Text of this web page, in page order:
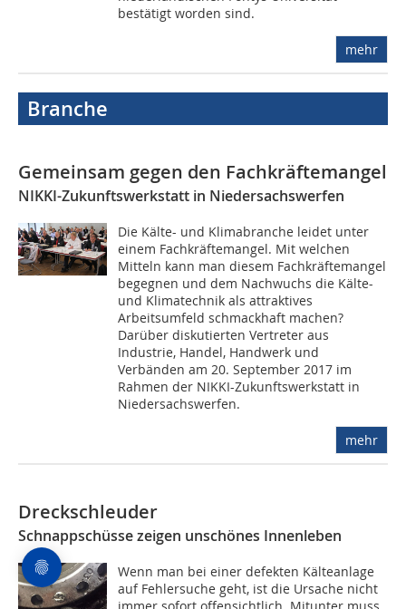
bestätigt worden sind.
mehr
Branche
Gemeinsam gegen den Fachkräftemangel
NIKKI-Zukunftswerkstatt in Niedersachswerfen
Die Kälte- und Klimabranche leidet unter
einem Fachkräftemangel. Mit welchen
Mitteln kann man diesem Fachkräftemangel
begegnen und dem Nachwuchs die Kälte-
und Klimatechnik als attraktives
Arbeitsumfeld schmackhaft machen?
Darüber diskutierten Vertreter aus
Industrie, Handel, Handwerk und
Verbänden am 20. September 2017 im
Rahmen der NIKKI-Zukunftswerkstatt in
Niedersachswerfen.
mehr
Dreckschleuder
Schnappschüsse zeigen unschönes Innenleben
Wenn man bei einer defekten Kälteanlage
auf Fehlersuche geht, ist die Ursache nicht